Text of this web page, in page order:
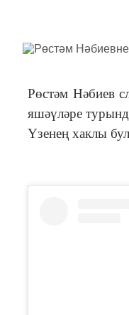
Рөстәм Нәбиев
яшәүләре
Үзенең хаклы